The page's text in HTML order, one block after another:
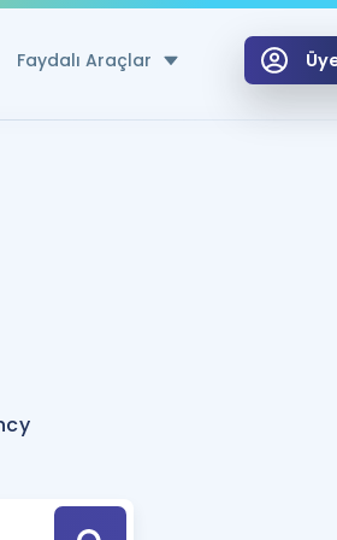
Faydalı Araçlar
Hesaplama Aracı
için Öneriler
Tek Takvimde
Hoca ile seni sınava hazırlayacak